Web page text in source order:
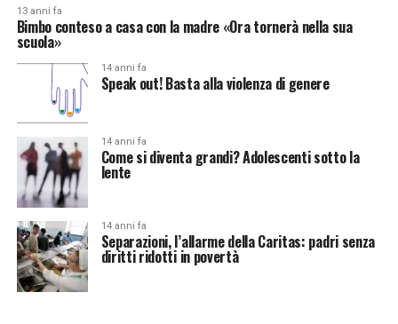
13 anni fa
Bimbo conteso a casa con la madre «Ora tornerà nella sua
scuola»
14 anni fa
Speak out! Basta alla violenza di genere
14 anni fa
Come si diventa grandi? Adolescenti sotto la
lente
14 anni fa
Separazioni, l’allarme della Caritas: padri senza
diritti ridotti in povertà